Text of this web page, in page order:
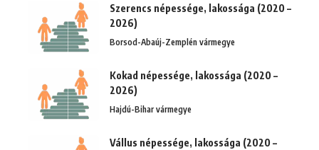
Szerencs népessége, lakossága (2020 –
2026)
Borsod-Abaúj-Zemplén vármegye
Kokad népessége, lakossága (2020 –
2026)
Hajdú-Bihar vármegye
Vállus népessége, lakossága (2020 –